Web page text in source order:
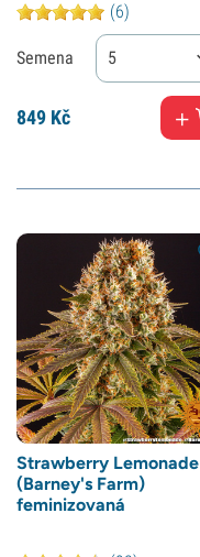
(6)
Semena 5
849 Kč
Strawberry Lemonade
(Barney's Farm)
feminizovaná